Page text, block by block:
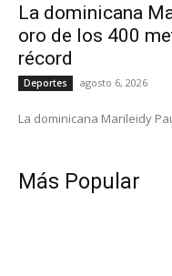
La dominicana
oro de los 400
récord
Deportes agosto 6, 2026
La dominicana Marileidy
Más Popular